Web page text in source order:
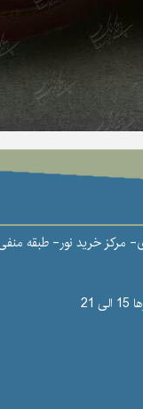
مرکز خرید نور- طبقه
21